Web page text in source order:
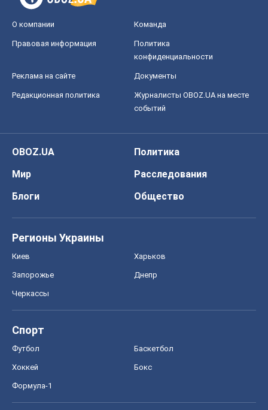
О компании Команда
Правовая информация
Политика
конфиденциальности
Реклама на сайте Документы
Редакционная политика
Журналисты OBOZ.UA на месте
событий
OBOZ.UA
Политика
Мир
Расследования
Блоги
Общество
Регионы Украины
Киев Харьков
Запорожье Днепр
Черкассы
Спорт
Футбол Баскетбол
Хоккей Бокс
Формула-1